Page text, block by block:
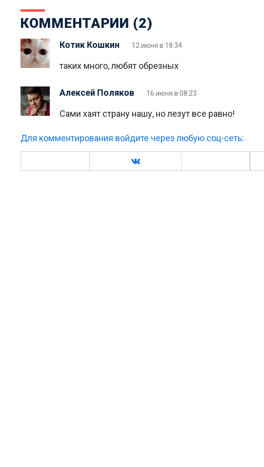
КОММЕНТАРИИ (2)
Котик Кошкин 12 июня в 18:34
таких много, любят обрезных
Алексей Поляков 16 июня в 08:23
Сами хаят страну нашу, но лезут все равно!
Для комментирования войдите через любую соц-сеть: